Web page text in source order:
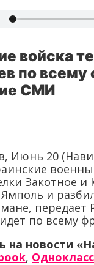
войска
по всему
СМИ
Июнь 20
Закотное и
и
передает
по всему
на новости
,